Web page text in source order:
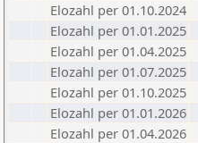
Elozahl per 01.10.2024
Elozahl per 01.01.2025
Elozahl per 01.04.2025
Elozahl per 01.07.2025
Elozahl per 01.10.2025
Elozahl per 01.01.2026
Elozahl per 01.04.2026